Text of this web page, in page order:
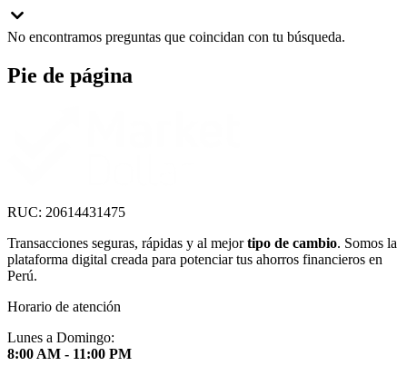
No encontramos preguntas que coincidan con tu búsqueda.
Pie de página
RUC: 20614431475
Transacciones seguras, rápidas y al mejortipo de cambio. Somos la
plataforma digital creada para potenciar tus ahorros financieros en
Perú.
Horario de atención
Lunes a Domingo:
8:00 AM - 11:00 PM